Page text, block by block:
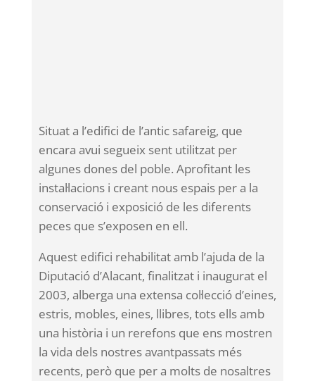
Situat a l’edifici de l’antic safareig, que
encara avui segueix sent utilitzat per
algunes dones del poble. Aprofitant les
instal·lacions i creant nous espais per a la
conservació i exposició de les diferents
peces que s’exposen en ell.
Aquest edifici rehabilitat amb l’ajuda de la
Diputació d’Alacant, finalitzat i inaugurat el
2003, alberga una extensa col·lecció d’eines,
estris, mobles, eines, llibres, tots ells amb
una història i un rerefons que ens mostren
la vida dels nostres avantpassats més
recents, però que per a molts de nosaltres